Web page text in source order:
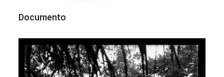
Documento